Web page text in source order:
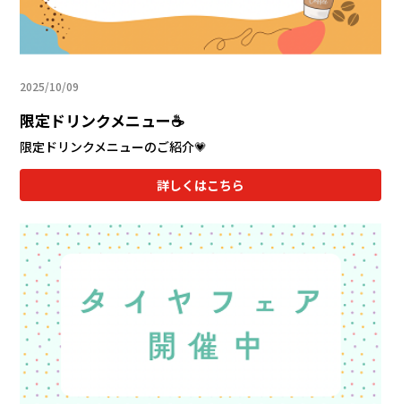
2025/10/09
限定ドリンクメニュー☕
限定ドリンクメニューのご紹介💗
詳しくはこちら